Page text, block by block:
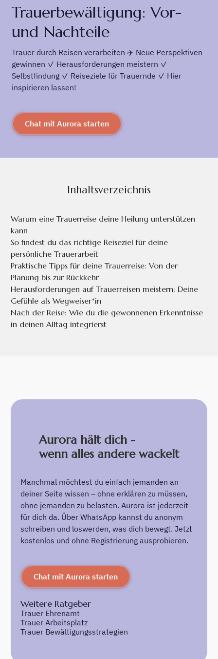
Trauerbewältigung: Vor-
und Nachteile
Trauer durch Reisen verarbeiten ✈️ Neue Perspektiven
gewinnen ✓ Herausforderungen meistern ✓
Selbstfindung ✓ Reiseziele für Trauernde ✓ Hier
inspirieren lassen!
Chat mit Aurora starten
Inhaltsverzeichnis
Warum eine Trauerreise deine Heilung unterstützen
kann
So findest du das richtige Reiseziel für deine
persönliche Trauerarbeit
Praktische Tipps für deine Trauerreise: Von der
Planung bis zur Rückkehr
Herausforderungen auf Trauerreisen meistern: Deine
Gefühle als Wegweiser*in
Nach der Reise: Wie du die gewonnenen Erkenntnisse
in deinen Alltag integrierst
Aurora hält dich -
wenn alles andere wackelt
Manchmal möchtest du einfach jemanden an
deiner Seite wissen – ohne erklären zu müssen,
ohne jemanden zu belasten. Aurora ist jederzeit
für dich da. Über WhatsApp kannst du anonym
schreiben und loswerden, was dich bewegt. Jetzt
kostenlos und ohne Registrierung ausprobieren.
Chat mit Aurora starten
Weitere Ratgeber
Trauer Ehrenamt
Trauer Arbeitsplatz
Trauer Bewältigungsstrategien